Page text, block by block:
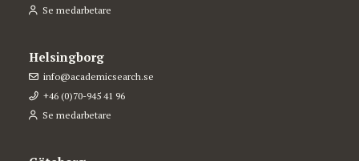
Se medarbetare
Helsingborg
info@academicsearch.se
+46 (0)70-945 41 96
Se medarbetare